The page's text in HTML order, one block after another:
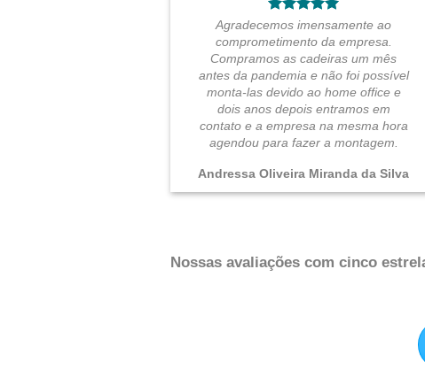
Agradecemos imensamente ao
comprometimento da empresa.
Compramos as cadeiras um mês
antes da pandemia e não foi possível
monta-las devido ao home office e
dois anos depois entramos em
contato e a empresa na mesma hora
agendou para fazer a montagem.
Andressa Oliveira Miranda da Silva
Nossas avaliações com cinco